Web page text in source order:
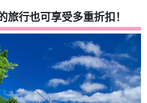
行也可享受多重折扣！